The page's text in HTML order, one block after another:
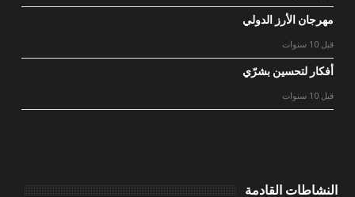
مهرجان الأرز الدولي
قبل 10 سنوات
أفكار لتحسين بشرّي
قبل 10 سنوات
النشاطات القادمة